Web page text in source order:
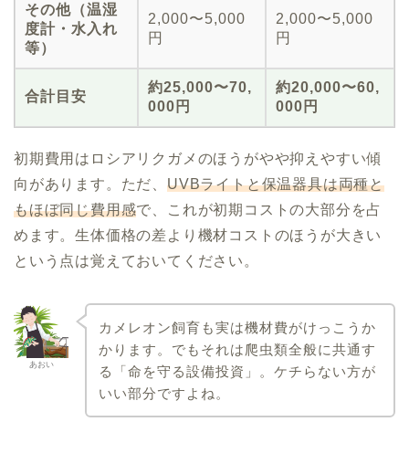
その他（温湿
度計・水入れ
等）
2,000〜5,000
円
2,000〜5,000
円
合計目安
約25,000〜70,
000円
約20,000〜60,
000円
初期費用はロシアリクガメのほうがやや抑えやすい傾
向があります。ただ、UVBライトと保温器具は両種と
もほぼ同じ費用感で、これが初期コストの大部分を占
めます。生体価格の差より機材コストのほうが大きい
という点は覚えておいてください。
あおい
カメレオン飼育も実は機材費がけっこうか
かります。でもそれは爬虫類全般に共通す
る「命を守る設備投資」。ケチらない方が
いい部分ですよね。